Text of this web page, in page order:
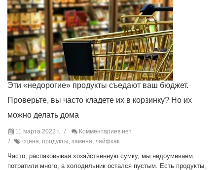
Эти «недорогие» продукты съедают ваш бюджет.
Проверьте, вы часто кладете их в корзинку? Но их
можно делать дома
11 марта 2022 г.
Комментариев нет
сцена, продукты, замена, лайфхак
Часто, распаковывая хозяйственную сумку, мы недоумеваем:
потратили много, а холодильник остался пустым. Есть продукты,